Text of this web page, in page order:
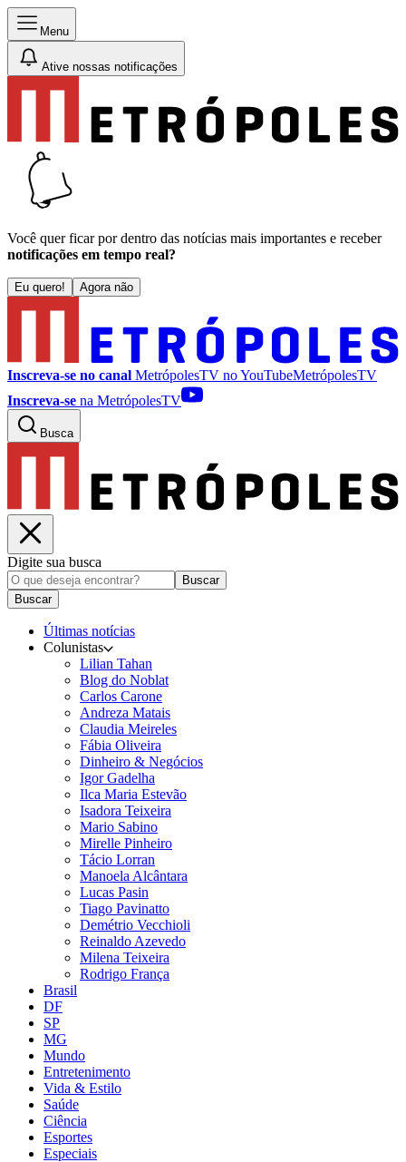
Menu
Ative nossas notificações
Você quer ficar por dentro das notícias mais importantes e receber
notificações em tempo real?
Eu quero! Agora não
Inscreva-se no canal MetrópolesTV noYouTubeMetrópolesTV
Inscreva-se na MetrópolesTV
Busca
Digite sua busca
Buscar
Buscar
Últimas notícias
Colunistas
Lilian Tahan
Blog do Noblat
Carlos Carone
Andreza Matais
Claudia Meireles
Fábia Oliveira
Dinheiro & Negócios
Igor Gadelha
Ilca Maria Estevão
Isadora Teixeira
Mario Sabino
Mirelle Pinheiro
Tácio Lorran
Manoela Alcântara
Lucas Pasin
Tiago Pavinatto
Demétrio Vecchioli
Reinaldo Azevedo
Milena Teixeira
Rodrigo França
Brasil
DF
SP
MG
Mundo
Entretenimento
Vida & Estilo
Saúde
Ciência
Esportes
Especiais